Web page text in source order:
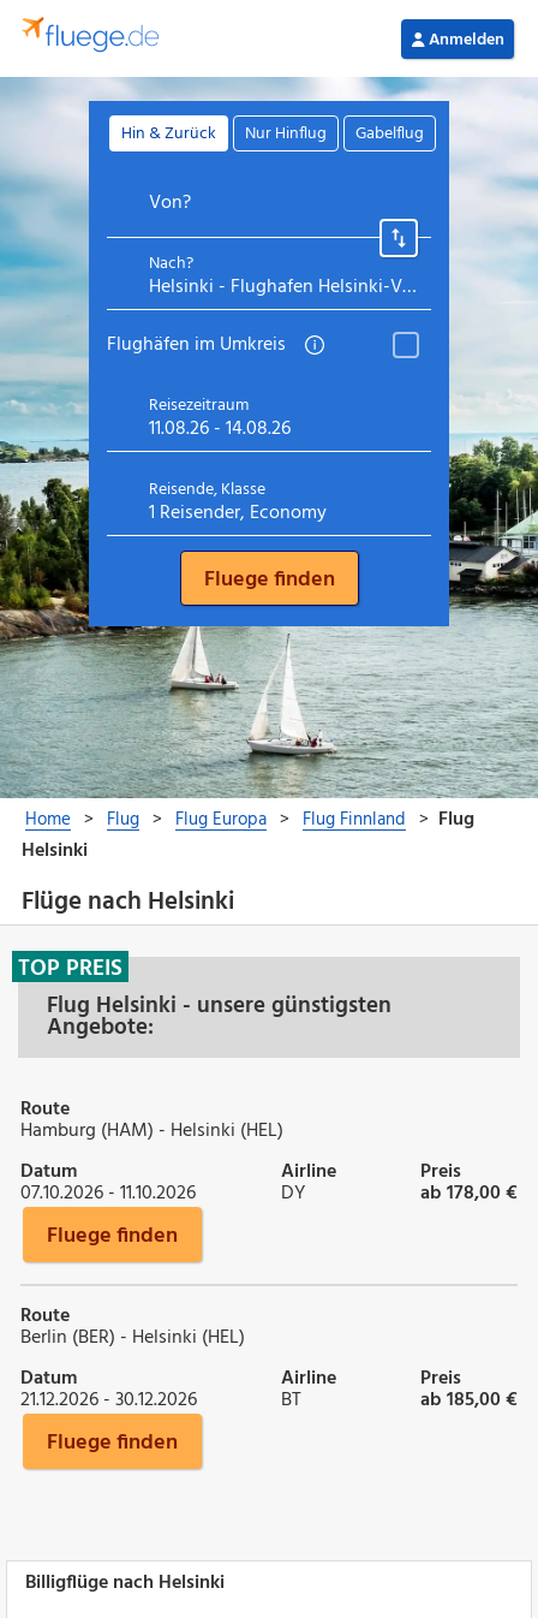
Flüge nach Helsinki
Flug Helsinki - unsere günstigsten
Angebote:
TOP PREIS
Route
Hamburg (HAM) - Helsinki (HEL)
Datum
07.10.2026 - 11.10.2026
Airline
DY
Preis
ab 178,00 €
Fluege finden
Route
Berlin (BER) - Helsinki (HEL)
Datum
21.12.2026 - 30.12.2026
Airline
BT
Preis
ab 185,00 €
Fluege finden
Billigflüge nach Helsinki